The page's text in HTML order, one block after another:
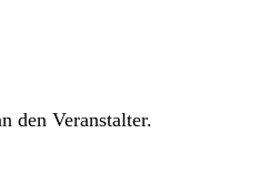
den Veranstalter.